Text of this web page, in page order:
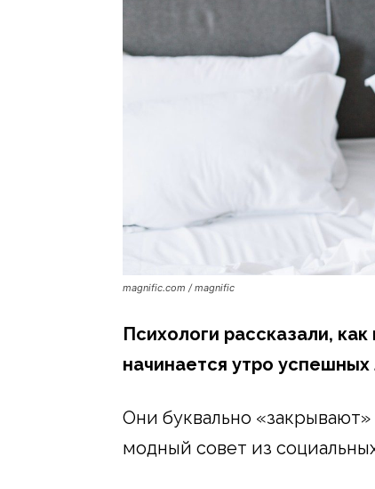
magnific.com / magnific
Психологи рассказали,
начинается утро
Они буквально
модный совет из